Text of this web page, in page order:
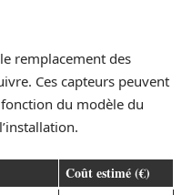
remplacement des
Ces capteurs peuvent
du modèle du
Coût estimé (€)